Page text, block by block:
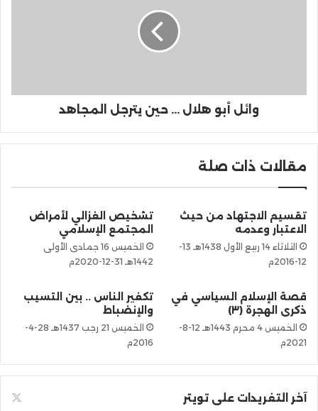
وائل أبو هلال ... حين يترجل المجاهد
مقالات ذات صلة
تقسيم الاجتهاد من حيث
الاعتبار وعدمه
الثلاثاء 14 ربيع الأول 1438هـ 13-
12-2016م
تشخيص الغزالي لأمراض
المجتمع الإسلامي
الخميس 16 جمادى الأولى
1442هـ 31-12-2020م
قصة الإسلام السياسي في
ذكرى الهجرة (٣)
الخميس 4 محرم 1443هـ 12-8-
2021م
تكفير الناس .. بين التسيب
والإنضباط
الخميس 21 رجب 1437هـ 28-4-
2016م
آخر التغريدات على تويتر